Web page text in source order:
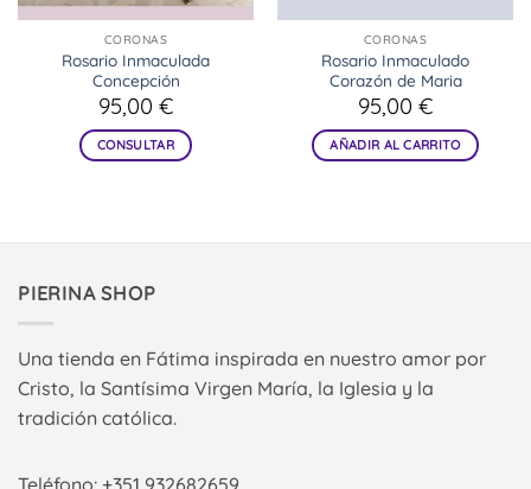
CORONAS
Rosario Inmaculada
Concepción
95,00 €
CONSULTAR
CORONAS
Rosario Inmaculado
Corazón de Maria
95,00 €
AÑADIR AL CARRITO
PIERINA SHOP
Una tienda en Fátima inspirada en nuestro amor por
Cristo, la Santísima Virgen María, la Iglesia y la
tradición católica.
Teléfono: +351 932682659